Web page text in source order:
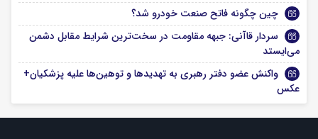
چین چگونه فاتح صنعت خودرو شد؟
سردار قاآنی: جبهه مقاومت در سخت‌ترین شرایط مقابل دشمن
می‌ایستد
واکنش عضو دفتر رهبری به تهدیدها و توهین‌ها علیه پزشکیان+
عکس